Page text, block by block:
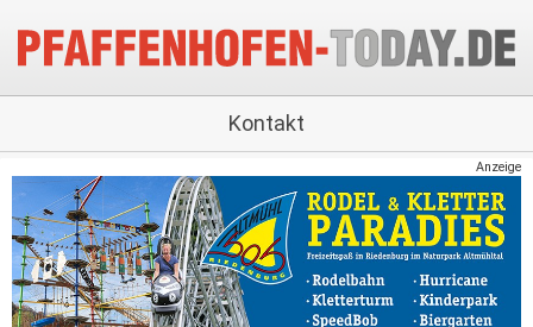
Kontakt
Anzeige